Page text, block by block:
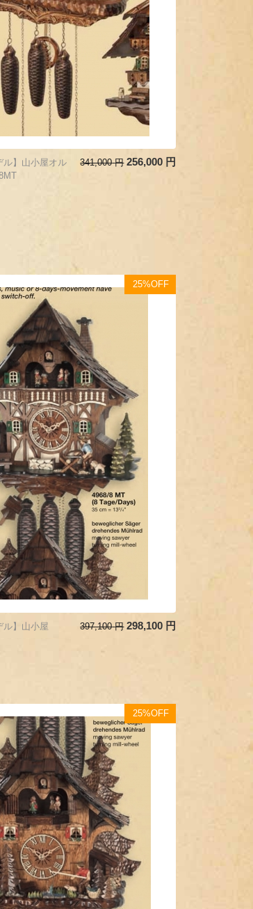
ル】山小屋オル
341,000 円 256,000 円
25%OFF
ル】山小屋
397,100 円 298,100 円
25%OFF